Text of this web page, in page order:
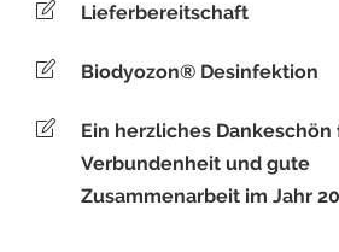
Lieferbereitschaft
Biodyozon® Desinfektion
Ein herzliches Dankeschön
Verbundenheit und gute
Zusammenarbeit im Jahr